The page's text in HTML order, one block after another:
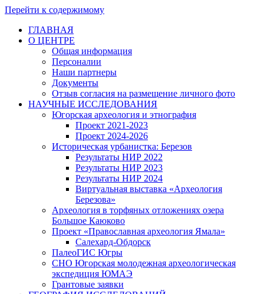
Перейти к содержимому
ГЛАВНАЯ
О ЦЕНТРЕ
Общая информация
Персоналии
Наши партнеры
Документы
Отзыв согласия на размещение личного фото
НАУЧНЫЕ ИССЛЕДОВАНИЯ
Югорская археология и этнография
Проект 2021-2023
Проект 2024-2026
Историческая урбанистка: Березов
Результаты НИР 2022
Результаты НИР 2023
Результаты НИР 2024
Виртуальная выставка «Археология
Березова»
Археология в торфяных отложениях озера
Большое Каюково
Проект «Православная археология Ямала»
Салехард-Обдорск
ПалеоГИС Югры
СНО Югорская молодежная археологическая
экспедиция ЮМАЭ
Грантовые заявки